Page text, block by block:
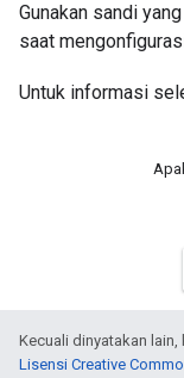
Gunakan sandi
saat
Untuk informasi
Kecuali dinyatakan
Lisensi Creative